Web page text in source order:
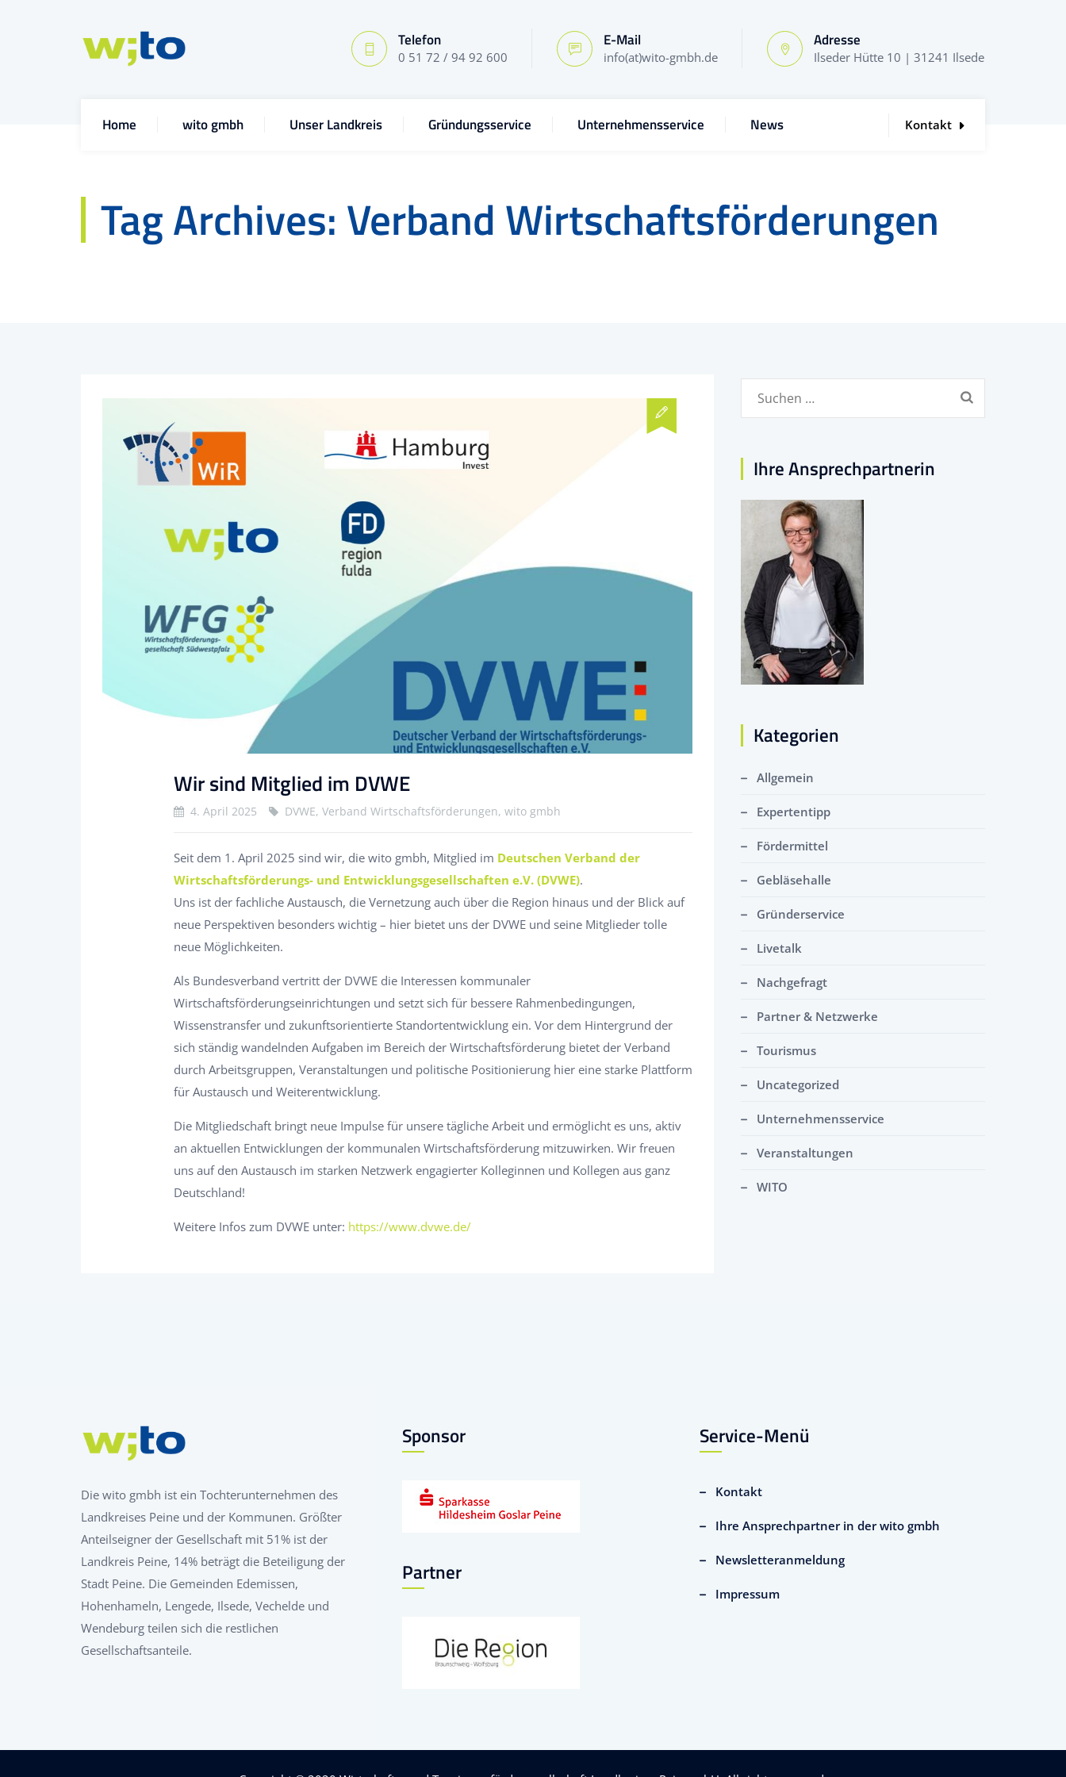
Telefon
0 51 72 / 94 92 600
E-Mail
info(at)wito-gmbh.de
Adresse
Ilseder Hütte 10 | 31241 Ilsede
Home wito gmbh Unser Landkreis Gründungsservice Unternehmensservice News Kontakt
Tag Archives:Verband Wirtschaftsförderungen
Wir sind Mitglied im DVWE
4. April 2025 DVWE, Verband Wirtschaftsförderungen, wito gmbh
Seit dem 1. April 2025 sind wir, die wito gmbh, Mitglied im Deutschen Verband der
Wirtschaftsförderungs- und Entwicklungsgesellschaften e.V. (DVWE).
Uns ist der fachliche Austausch, die Vernetzung auch über die Region hinaus und der Blick auf
neue Perspektiven besonders wichtig – hier bietet uns der DVWE und seine Mitglieder tolle
neue Möglichkeiten.
Als Bundesverband vertritt der DVWE die Interessen kommunaler
Wirtschaftsförderungseinrichtungen und setzt sich für bessere Rahmenbedingungen,
Wissenstransfer und zukunftsorientierte Standortentwicklung ein. Vor dem Hintergrund der
sich ständig wandelnden Aufgaben im Bereich der Wirtschaftsförderung bietet der Verband
durch Arbeitsgruppen, Veranstaltungen und politische Positionierung hier eine starke Plattform
für Austausch und Weiterentwicklung.
Die Mitgliedschaft bringt neue Impulse für unsere tägliche Arbeit und ermöglicht es uns, aktiv
an aktuellen Entwicklungen der kommunalen Wirtschaftsförderung mitzuwirken. Wir freuen
uns auf den Austausch im starken Netzwerk engagierter Kolleginnen und Kollegen aus ganz
Deutschland!
Weitere Infos zum DVWE unter: https://www.dvwe.de/
Suchen
Ihre Ansprechpartnerin
Kategorien
Allgemein
Expertentipp
Fördermittel
Gebläsehalle
Gründerservice
Livetalk
Nachgefragt
Partner & Netzwerke
Tourismus
Uncategorized
Unternehmensservice
Veranstaltungen
WITO
Die wito gmbh ist ein Tochterunternehmen des
Landkreises Peine und der Kommunen. Größter
Anteilseigner der Gesellschaft mit 51% ist der
Landkreis Peine, 14% beträgt die Beteiligung der
Stadt Peine. Die Gemeinden Edemissen,
Hohenhameln, Lengede, Ilsede, Vechelde und
Wendeburg teilen sich die restlichen
Gesellschaftsanteile.
Sponsor
Partner
Service-Menü
Kontakt
Ihre Ansprechpartner in der wito gmbh
Newsletteranmeldung
Impressum